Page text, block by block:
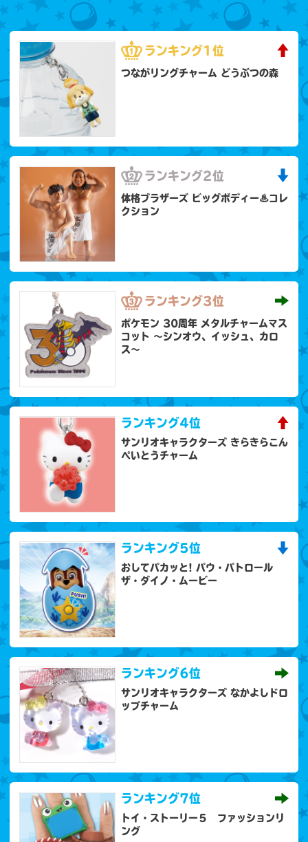
ランキング1位
つながリングチャーム どうぶつの森
ランキング2位
体格ブラザーズ ビッグボディー♨コレ
クション
ランキング3位
ポケモン 30周年 メタルチャームマス
コット 〜シンオウ、イッシュ、カロ
ス〜
ランキング4位
サンリオキャラクターズ きらきらこん
ぺいとうチャーム
ランキング5位
おしてパカッと! パウ・パトロール
ザ・ダイノ・ムービー
ランキング6位
サンリオキャラクターズ なかよしドロ
ップチャーム
ランキング7位
トイ・ストーリー５ ファッションリ
ング